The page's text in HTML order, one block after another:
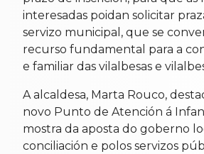
interesadas poidan solicitar
servizo municipal, que se
recurso fundamental para a
e familiar das vilalbesas e
A alcaldesa, Marta Rouco,
novo Punto de Atención á
mostra da aposta do goberno
conciliación e polos servizos